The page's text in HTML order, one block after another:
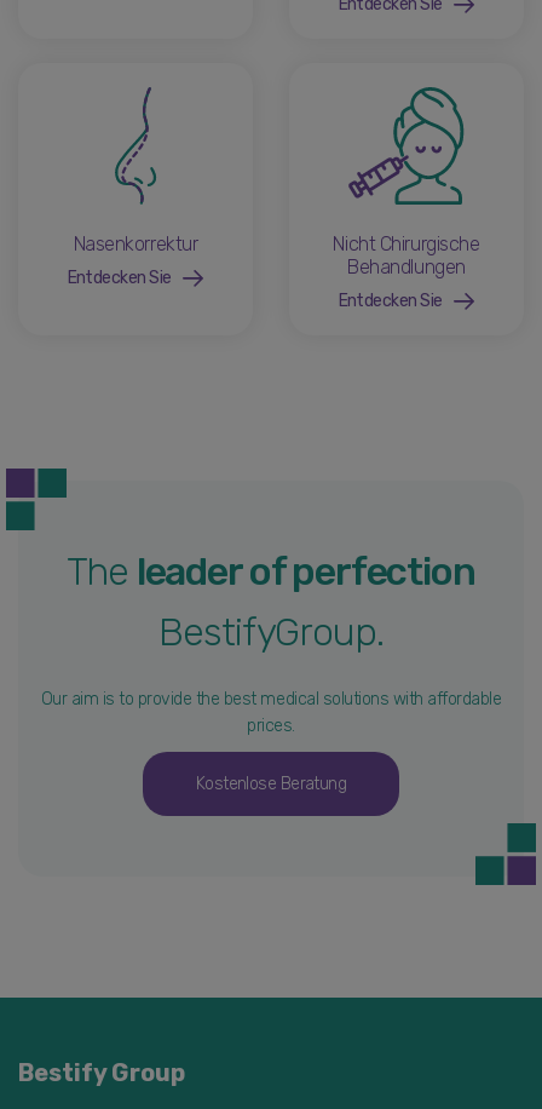
Entdecken Sie
Nasenkorrektur
Entdecken Sie
Nicht Chirurgische
Behandlungen
Entdecken Sie
The leader of perfection
BestifyGroup.
Our aim is to provide the best medical solutions with affordable
prices.
Kostenlose Beratung
Bestify Group